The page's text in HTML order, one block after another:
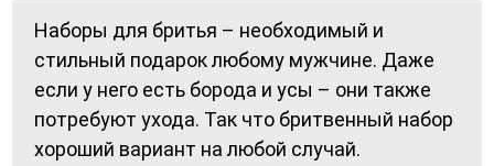
Наборы для бритья – необходимый и
стильный подарок любому мужчине. Даже
если у него есть борода и усы – они также
потребуют ухода. Так что бритвенный набор
хороший вариант на любой случай.